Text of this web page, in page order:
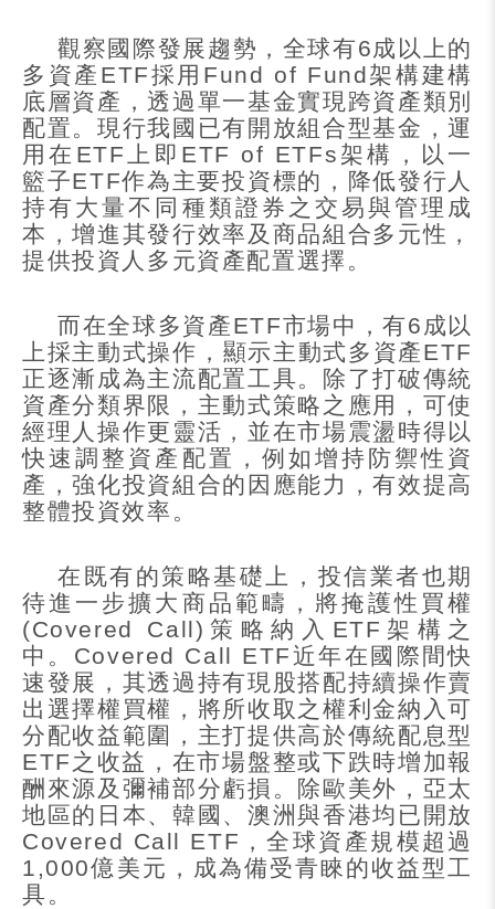
觀察國際發展趨勢， 全球有6成以上的
多資產 ETF採用 Fund of Fund架構建構
底層資產，透過單一基金實現跨資產類別
配置。現行我國已有開放組合型基金，運
用在 ETF上即 ETF of ETFs 架構，以一
籃子ETF作為主要投資標的，降低發行人
持有大量不同種類證券之交易與管理成
本，增進其發行效率及商品組合多元性，
提供投資人多元資產配置選擇。
而在全球多資產ETF市場中，有6成以
上採主動式操作，顯示主動式多資產ETF
正逐漸成為主流配置工具。除了打破傳統
資產分類界限，主動式策略之應用，可使
經理人操作更靈活，並在市場震盪時得以
快速調整資產配置，例如增持防禦性資
產，強化投資組合的因應能力，有效提高
整體投資效率。
在既有的策略基礎上，投信業者也期
待進一步擴大商品範疇，將掩護性買權
(Covered Call) 策略納入 ETF 架構之
中。 Covered Call ETF近年在國際間快
速發展，其透過持有現股搭配持續操作賣
出選擇權買權，將所收取之權利金納入可
分配收益範圍，主打提供高於傳統配息型
ETF 之收益，在市場盤整或下跌時增加報
酬來源及彌補部分虧損。除歐美外，亞太
地區的日本、韓國、澳洲與香港均已開放
Covered Call ETF ，全球資產規模超過
1,000億美元，成為備受青睞的收益型工
具。